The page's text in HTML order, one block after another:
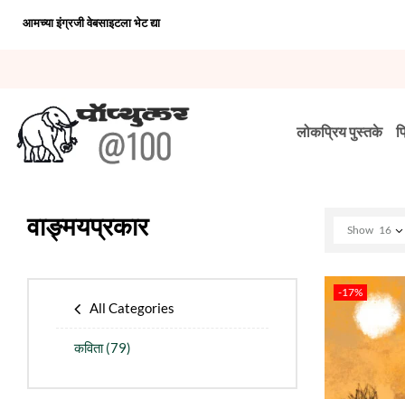
आमच्या इंग्रजी वेबसाइटला भेट द्या
लोकप्रिय पुस्तके
वाङ्मयप्रकार
All Categories
कविता(79)
Show 16
-17%